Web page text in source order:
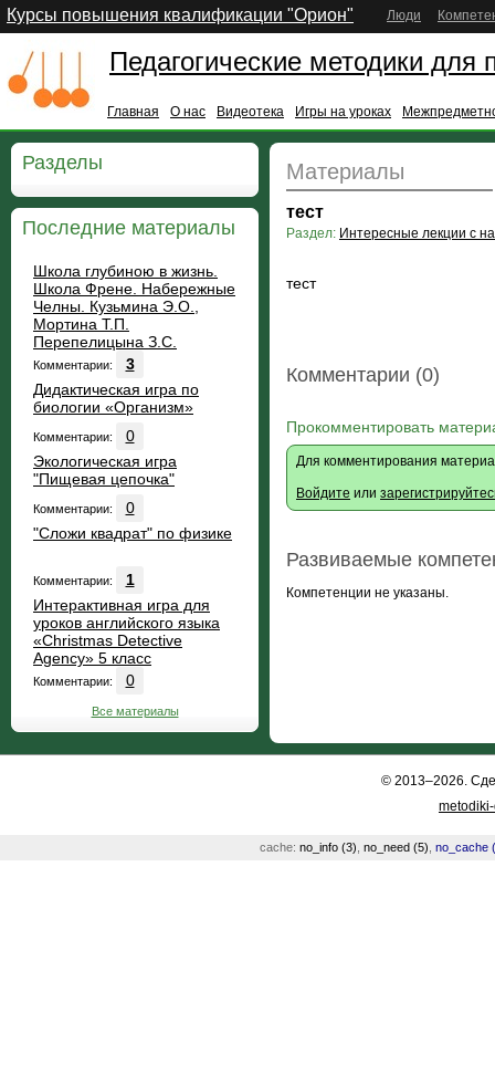
Курсы повышения квалификации "Орион" Люди
Педагогические методики для
Главная О нас Видеотека Игры на уроках
Разделы
Последние материалы
Школа глубиною в жизнь.
Школа Френе. Набережные
Челны. Кузьмина Э.О.,
Мортина Т.П.
Перепелицына З.С.
Комментарии:
3
Дидактическая игра по
биологии «Организм»
Комментарии:
0
Экологическая игра
"Пищевая цепочка"
Комментарии:
0
"Сложи квадрат" по физике
Комментарии:
1
Интерактивная игра для
уроков английского языка
«Christmas Detective
Agency» 5 класс
Комментарии: 0
Все материалы
Материалы
тест
Раздел: Интересные лекции с
тест
Комментарии (0)
Прокомментировать
Для комментирования
Войдите или
Развиваемые
Компетенции не указаны.
© 2013–2026.
cache: no_info (3) no_need (5) no_cache